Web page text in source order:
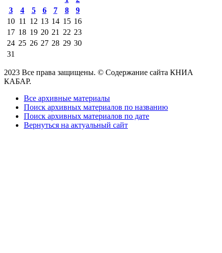
3
4 5 6 7 8
9
10 11 12 13 14 15 16
17 18 19 20 21 22 23
24 25 26 27 28 29 30
31
2023 Все права защищены. © Содержание сайта КНИА
КАБАР.
Все архивные материалы
Поиск архивных материалов по названию
Поиск архивных материалов по дате
Вернуться на актуальный сайт